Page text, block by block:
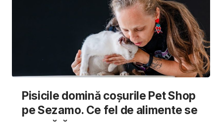
Pisicile domină coșurile Pet Shop
pe Sezamo. Ce fel de alimente se